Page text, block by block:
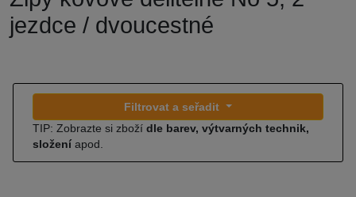
jezdce / dvoucestné
Filtrovat a seřadit
TIP: Zobrazte si zboží dle barev, výtvarných technik,
složení apod.